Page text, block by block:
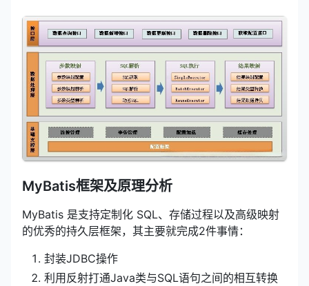
MyBatis框架及原理分析
MyBatis 是支持定制化 SQL、存储过程以及高级映射
的优秀的持久层框架，其主要就完成2件事情：
封装JDBC操作
利用反射打通Java类与SQL语句之间的相互转换